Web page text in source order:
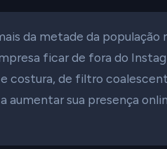
da metade da população
ficar de fora do
costura, de filtro
aumentar sua presença